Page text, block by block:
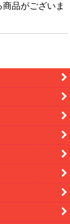
品がございま